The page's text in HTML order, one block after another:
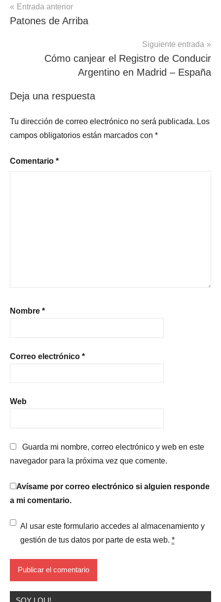
Navegación
de
Entrada anterior
Patones de Arriba
Siguiente entrada
Cómo canjear el Registro de Conducir
Argentino en Madrid – España
Deja una respuesta
Tu dirección de correo electrónico no será publicada. Los
campos obligatorios están marcados con *
Comentario *
Nombre *
Correo electrónico *
Web
Guarda mi nombre, correo electrónico y web en este
navegador para la próxima vez que comente.
Avísame por correo electrónico si alguien responde
a mi comentario.
Al usar este formulario accedes al almacenamiento y
gestión de tus datos por parte de esta web. *
SOY LOLI!